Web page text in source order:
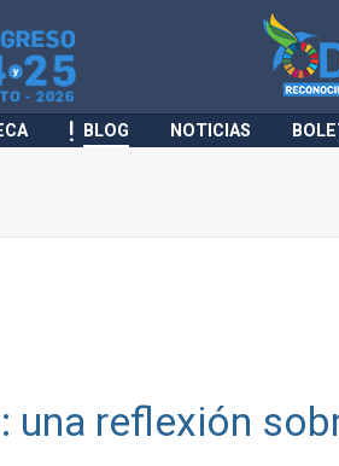
BLOG NOTICIAS
reflexión